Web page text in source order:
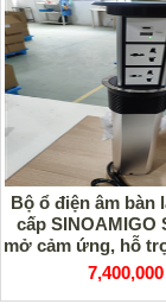
Bộ ổ điện âm bàn
cấp SINOAMIGO
mở cảm ứng, hỗ
dây 15W
7,400,000